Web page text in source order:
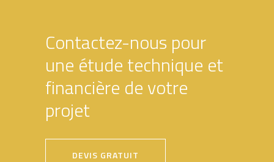
Contactez-nous pour
une étude technique et
financière de votre
projet
DEVIS GRATUIT